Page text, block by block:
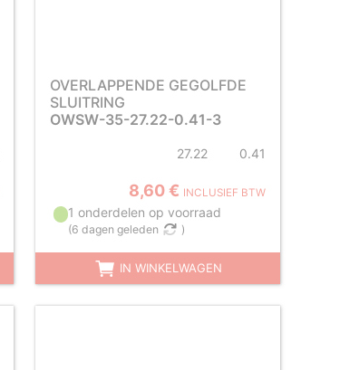
OVERLAPPENDE GEGOLFDE
SLUITRING
OWSW-35-27.22-0.41-3
27.22 0.41
8,60 € INCLUSIEF BTW
1 onderdelen op voorraad
(6 dagen geleden )
IN WINKELWAGEN